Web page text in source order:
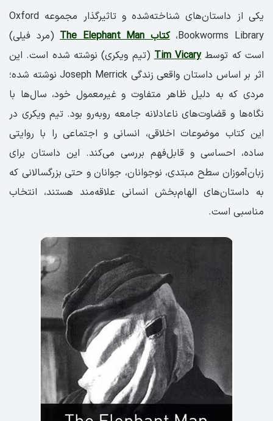
یکی از داستان‌های شناخته‌شده و تاثیرگذار مجموعه Oxford
Bookworms Library، کتاب The Elephant Man
(مرد فیلی)
است که توسطTim Vicary(تیم ویکری) نوشته شده است. این
اثر بر اساس داستان واقعی زندگی Joseph Merrick نوشته شده؛
مردی که به دلیل ظاهر متفاوت و غیرمعمول خود، سال‌ها با
نگاه‌ها و قضاوت‌های ناعادلانه جامعه روبه‌رو بود. تیم ویکری در
این کتاب موضوعات اخلاقی، انسانی و اجتماعی را با روایتی
ساده، احساسی و قابل‌فهم بررسی می‌کند. این داستان برای
زبان‌آموزان سطح مبتدی، نوجوانان، جوانان و حتی بزرگسالانی که
به داستان‌های الهام‌بخش انسانی علاقه‌مند هستند، انتخاب
مناسبی است.